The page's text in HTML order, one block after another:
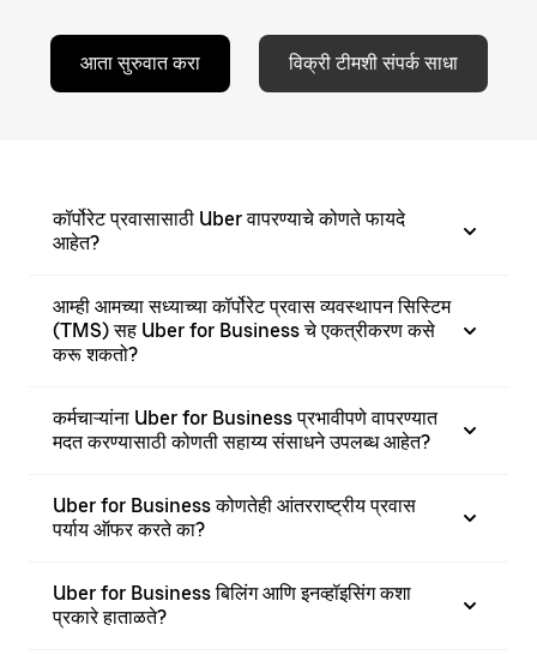
आता सुरुवात करा विक्री टीमशी संपर्क साधा
कॉर्पोरेट प्रवासासाठी Uber वापरण्याचे कोणते फायदे
आहेत?
आम्ही आमच्या सध्याच्या कॉर्पोरेट प्रवास व्यवस्थापन सिस्टिम
(TMS) सह Uber for Business चे एकत्रीकरण कसे
करू शकतो?
कर्मचाऱ्यांना Uber for Business प्रभावीपणे वापरण्यात
मदत करण्यासाठी कोणती सहाय्य संसाधने उपलब्ध आहेत?
Uber for Business कोणतेही आंतरराष्ट्रीय प्रवास
पर्याय ऑफर करते का?
Uber for Business बिलिंग आणि इनव्हॉइसिंग कशा
प्रकारे हाताळते?